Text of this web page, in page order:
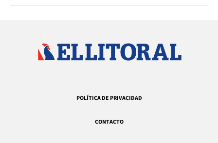
POLÍTICA DE PRIVACIDAD
CONTACTO